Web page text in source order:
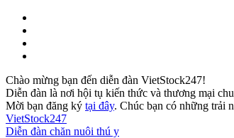
Chào mừng bạn đến diễn đàn VietStock247!
Diễn đàn là nơi hội tụ kiến thức và thương mại
Mời bạn đăng ký tại đây. Chúc bạn có những trải
VietStock247
Diễn đàn chăn nuôi thú y